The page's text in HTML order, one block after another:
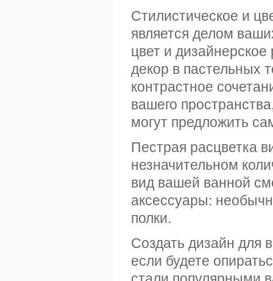
Стилистическое и
является делом
цвет и
декор в пастельных
контрастное
вашего
могут предложить
Пестрая расцветка
незначительном
вид вашей ванной
аксессуары:
полки.
Создать дизайн для
если будете